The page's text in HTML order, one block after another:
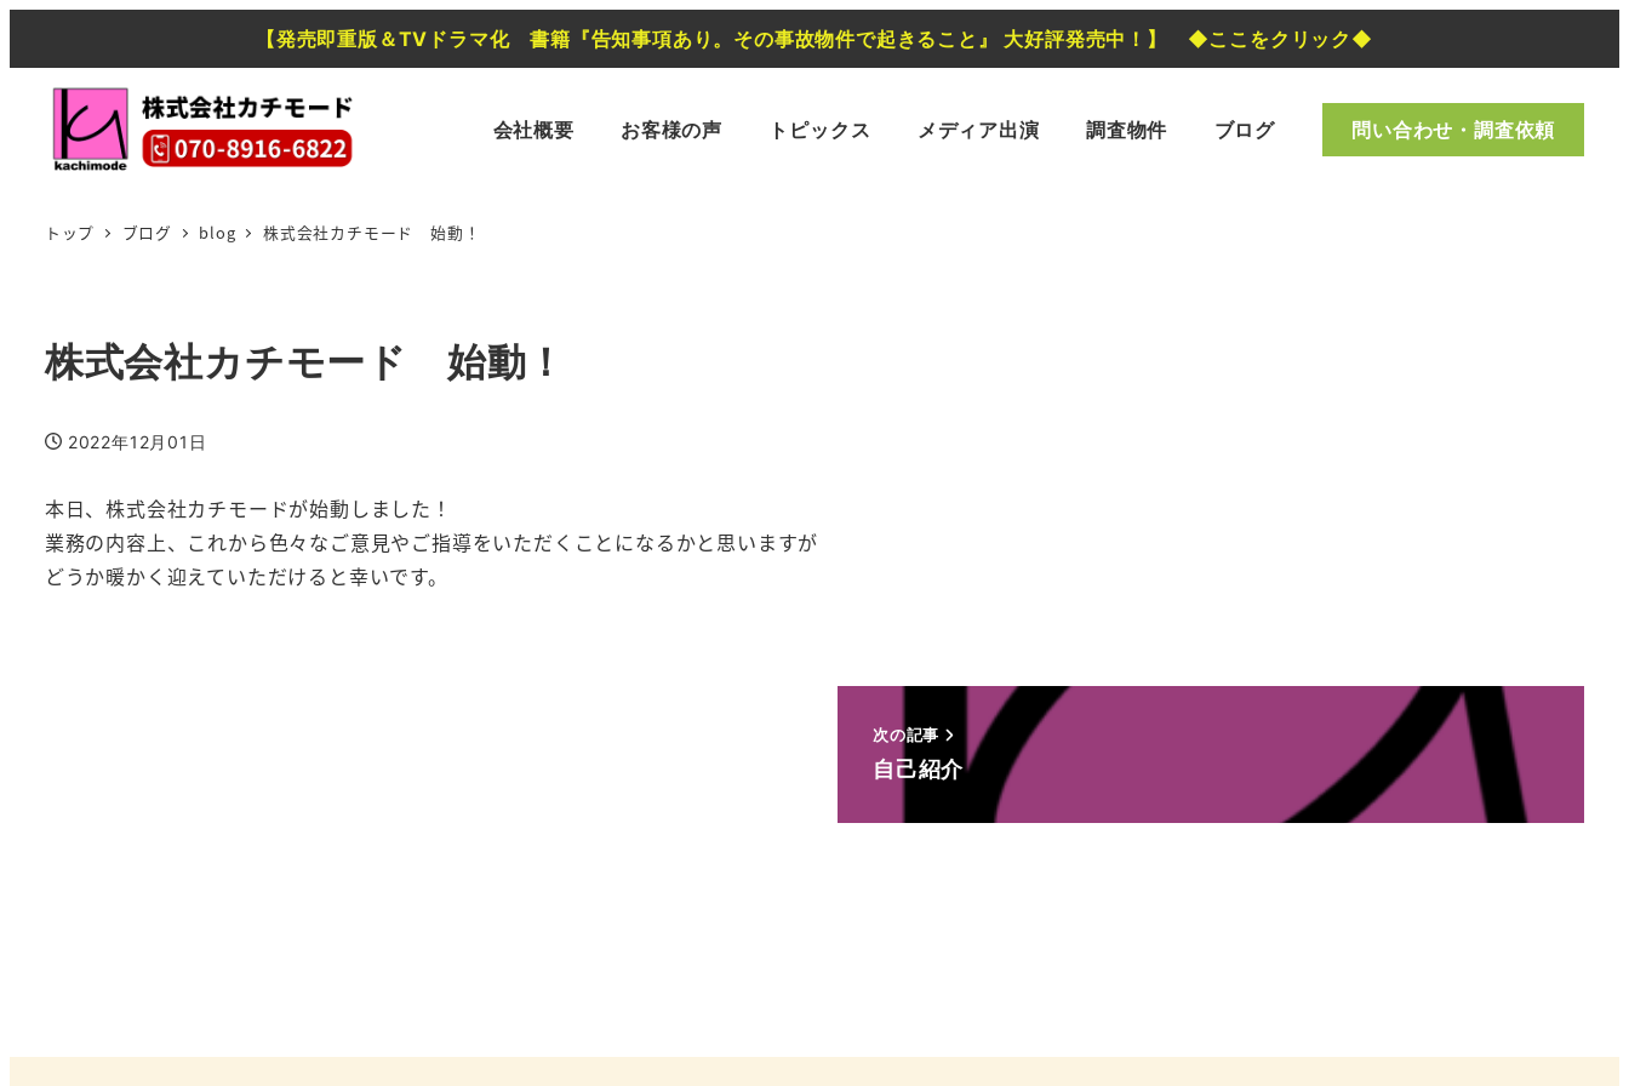
【発売即重版＆TVドラマ化 書籍『告知事項あり。その事故物件で起きること』 大好評発売中！】 ◆ここをクリック◆
会社概要 お客様の声 トピックス メディア出演 調査物件 ブログ 問い合わせ・調査依頼
トップ ブログ blog 株式会社カチモード 始動！
株式会社カチモード 始動！
投稿日
2022年12月01日
本日、株式会社カチモードが始動しました！
業務の内容上、これから色々なご意見やご指導をいただくことになるかと思いますが
どうか暖かく迎えていただけると幸いです。
次の記事
自己紹介